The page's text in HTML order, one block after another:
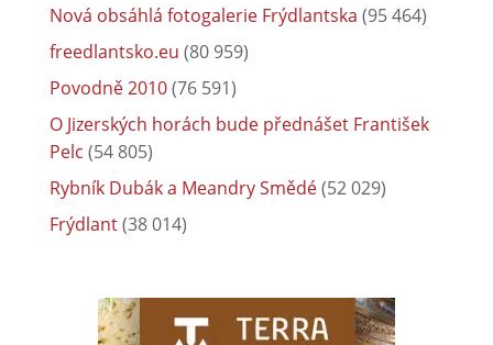
Nová obsáhlá fotogalerie Frýdlantska (95 464)
freedlantsko.eu (80 959)
Povodně 2010(76 591)
O Jizerských horách bude přednášet František
Pelc (54 805)
Rybník Dubák a Meandry Smědé(52 029)
Frýdlant(38 014)